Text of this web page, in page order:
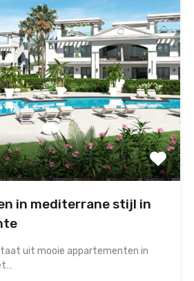
in mediterrane stijl in
uit mooie appartementen in